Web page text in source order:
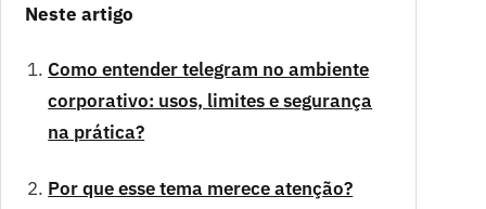
Neste artigo
Como entender telegram no ambiente
corporativo: usos, limites e segurança
na prática?
Por que esse tema merece atenção?